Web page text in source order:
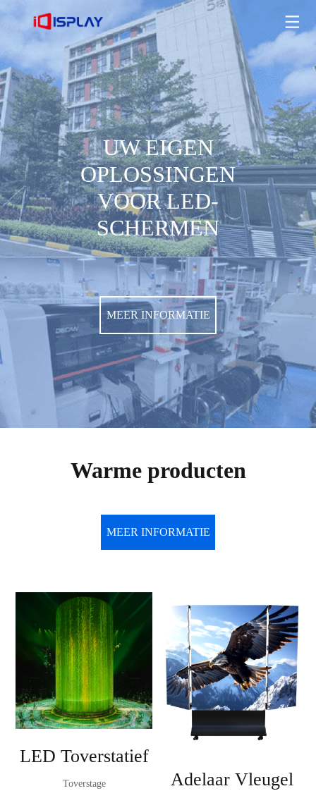
UW EIGEN
OPLOSSINGEN
VOOR LED-
SCHERMEN
MEER INFORMATIE
UW EIGEN OPLOSSINGEN VOOR LED-SCHERMEN
MEER INFORMATIE
Warme producten
MEER INFORMATIE
LED Toverstatief
Toverstage Adelaar Vleugel